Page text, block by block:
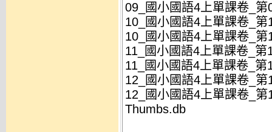
09_國小國語4上單課卷_
10_國小國語4上單課卷_
10_國小國語4上單課卷_
11_國小國語4上單課卷_第
11_國小國語4上單課卷_第
12_國小國語4上單課卷_
12_國小國語4上單課卷_
Thumbs.db